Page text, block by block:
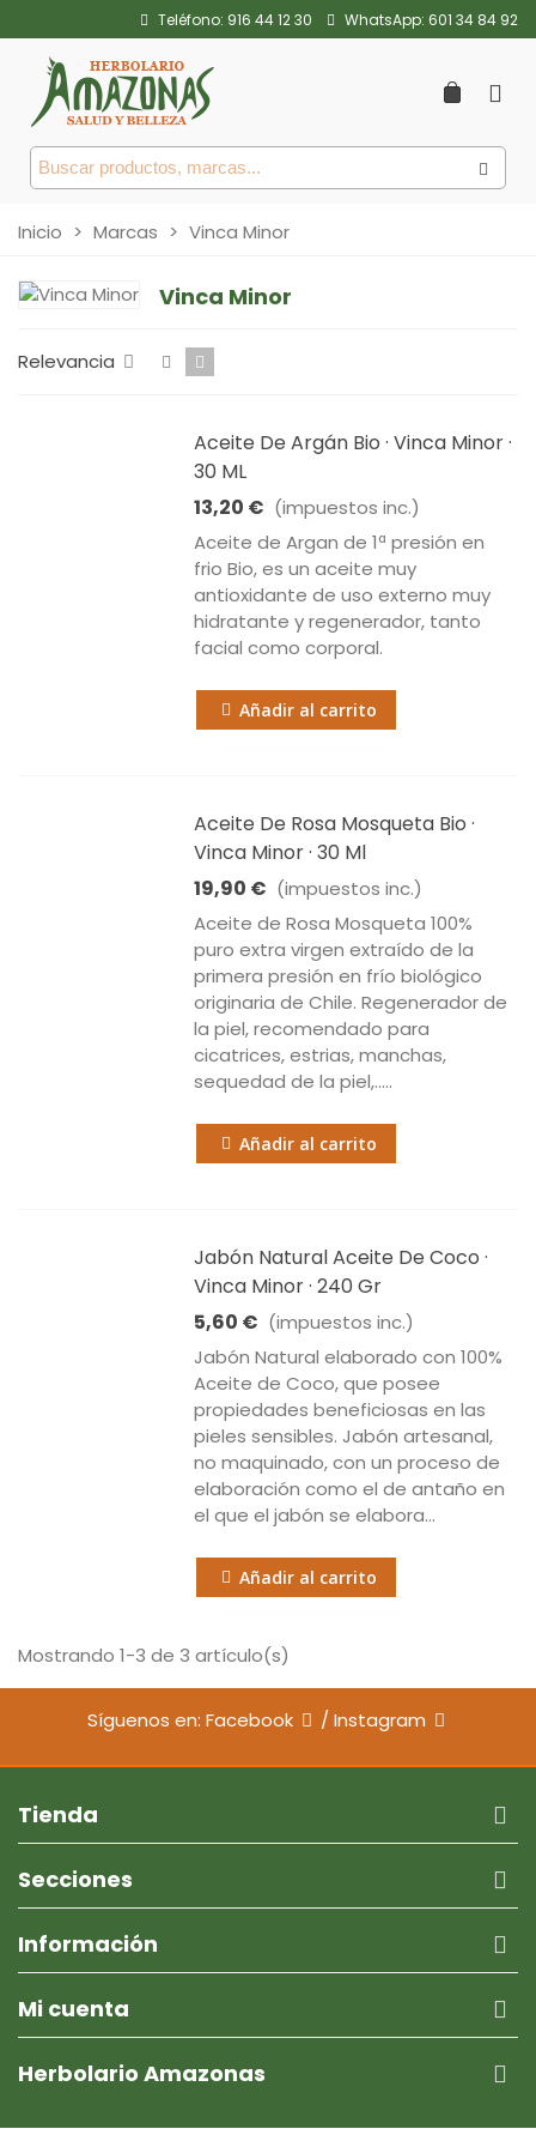
Teléfono: 916 44 12 30 WhatsApp: 601 34 84 92
Inicio > Marcas > Vinca Minor
Vinca Minor
Relevancia
Aceite De Argán Bio · Vinca Minor ·
30 ML
13,20 € (impuestos inc.)
Aceite de Argan de 1ª presión en
frio Bio, es un aceite muy
antioxidante de uso externo muy
hidratante y regenerador, tanto
facial como corporal.
Añadir al carrito
Aceite De Rosa Mosqueta Bio ·
Vinca Minor · 30 Ml
19,90 € (impuestos inc.)
Aceite de Rosa Mosqueta 100%
puro extra virgen extraído de la
primera presión en frío biológico
originaria de Chile. Regenerador de
la piel, recomendado para
cicatrices, estrias, manchas,
sequedad de la piel,.....
Añadir al carrito
Jabón Natural Aceite De Coco ·
Vinca Minor · 240 Gr
5,60 € (impuestos inc.)
Jabón Natural elaborado con 100%
Aceite de Coco, que posee
propiedades beneficiosas en las
pieles sensibles. Jabón artesanal,
no maquinado, con un proceso de
elaboración como el de antaño en
el que el jabón se elabora...
Añadir al carrito
Mostrando 1-3 de 3 artículo(s)
Síguenos en: Facebook / Instagram
Tienda
Secciones
Información
Mi cuenta
Herbolario Amazonas